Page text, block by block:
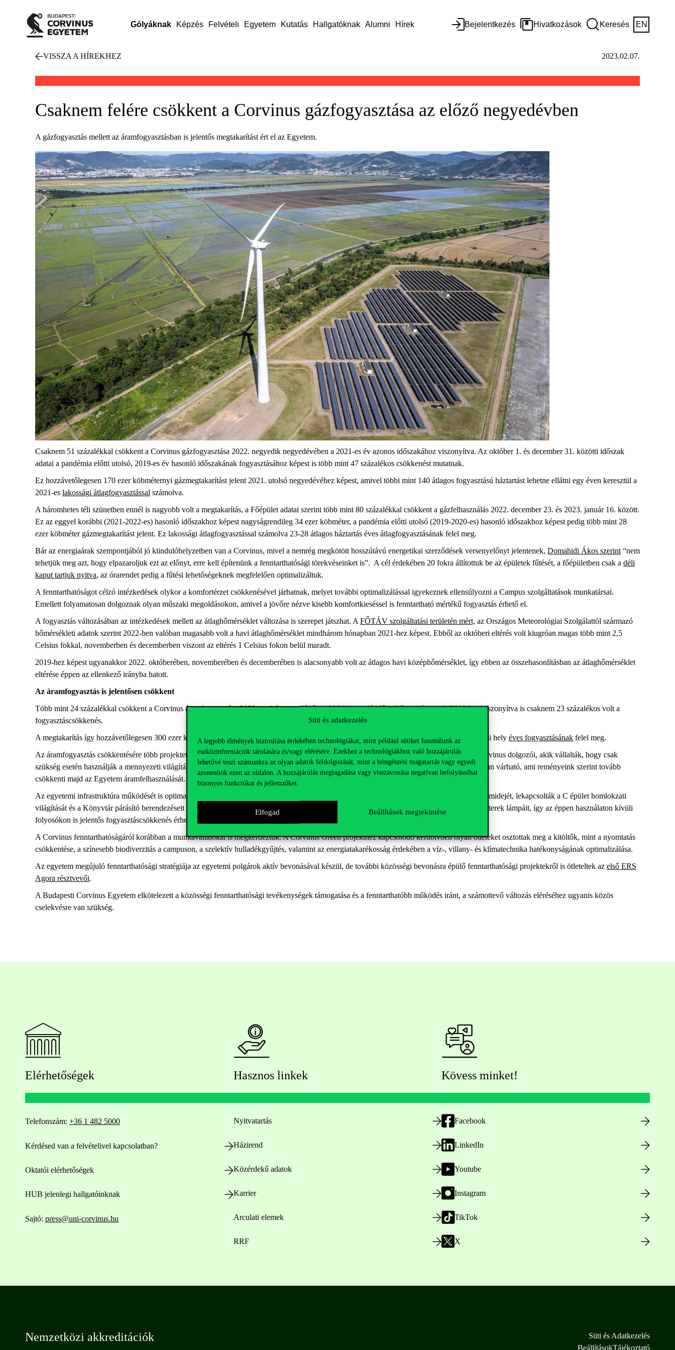
Süti és adatkezelés
A legjobb élmények biztosítása érdekében technológiákat, mint például sütiket használunk az
eszközinformációk tárolására és/vagy elérésére. Ezekhez a technológiákhoz való hozzájárulás
lehetővé teszi számunkra az olyan adatok feldolgozását, mint a böngészési magatartás vagy egyedi
azonosítók ezen az oldalon. A hozzájárulás megtagadása vagy visszavonása negatívan befolyásolhat
bizonyos funkciókat és jellemzőket.
Elfogad Beállítások megtekintése
Gólyáknak Képzés Felvételi Egyetem Kutatás Hallgatóknak Alumni Hírek Bejelentkezés Hivatkozások Keresés EN
VISSZA A HÍREKHEZ 2023.02.07.
Csaknem felére csökkent a Corvinus gázfogyasztása az előző negyedévben
A gázfogyasztás mellett az áramfogyasztásban is jelentős megtakarítást ért el az Egyetem.
Csaknem 51 százalékkal csökkent a Corvinus gázfogyasztása 2022. negyedik negyedévében a 2021-es év azonos időszakához viszonyítva. Az október 1. és december 31. közötti időszak
adatai a pandémia előtti utolsó, 2019-es év hasonló időszakának fogyasztásához képest is több mint 47 százalékos csökkenést mutatnak.
Ez hozzávetőlegesen 170 ezer köbméternyi gázmegtakarítást jelent 2021. utolsó negyedévéhez képest, amivel többi mint 140 átlagos fogyasztású háztartást lehetne ellátni egy éven keresztül a
2021-es lakossági átlagfogyasztással számolva.
A háromhetes téli szünetben ennél is nagyobb volt a megtakarítás, a Főépület adatai szerint több mint 80 százalékkal csökkent a gázfelhasználás 2022. december 23. és 2023. január 16. között.
Ez az eggyel korábbi (2021-2022-es) hasonló időszakhoz képest nagyságrendileg 34 ezer köbméter, a pandémia előtti utolsó (2019-2020-es) hasonló időszakhoz képest pedig több mint 28
ezer köbméter gázmegtakarítást jelent. Ez lakossági átlagfogyasztással számolva 23-28 átlagos háztartás éves átlagfogyasztásának felel meg.
Bár az energiaárak szempontjából jó kiindulóhelyzetben van a Corvinus, mivel a nemrég megkötött hosszútávú energetikai szerződések versenyelőnyt jelentenek, Domahidi Ákos szerint “nem
tehetjük meg azt, hogy elpazaroljuk ezt az előnyt, erre kell építenünk a fenntarthatósági törekvéseinket is”. A cél érdekében 20 fokra állítottuk be az épületek fűtését, a főépületben csak a déli
kaput tartjuk nyitva, az órarendet pedig a fűtési lehetőségeknek megfelelően optimalizáltuk.
A fenntarthatóságot célzó intézkedések olykor a komfortérzet csökkenésével járhatnak, melyet további optimalizálással igyekeznek ellensúlyozni a Campus szolgáltatások munkatársai.
Emellett folyamatosan dolgoznak olyan műszaki megoldásokon, amivel a jövőre nézve kisebb komfortkieséssel is fenntartható mértékű fogyasztás érhető el.
A fogyasztás változásában az intézkedések mellett az átlaghőmérséklet változása is szerepet játszhat. A FŐTÁV szolgáltatási területén mért, az Országos Meteorológiai Szolgálattól származó
hőmérsékleti adatok szerint 2022-ben valóban magasabb volt a havi átlaghőmérséklet mindhárom hónapban 2021-hez képest. Ebből az októberi eltérés volt kiugróan magas több mint 2,5
Celsius fokkal, novemberben és decemberben viszont az eltérés 1 Celsius fokon belül maradt.
2019-hez képest ugyanakkor 2022. októberében, novemberében és decemberében is alacsonyabb volt az átlagos havi középhőmérséklet, így ebben az összehasonlításban az átlaghőmérséklet
eltérése éppen az ellenkező irányba hatott.
Az áramfogyasztás is jelentősen csökkent
Több mint 24 százalékkal csökkent a Corvinus áramfogyasztása 2022. utolsó negyedévében 2021. hasonló időszakához képest, de 2019-hez viszonyítva is csaknem 23 százalékos volt a
fogyasztáscsökkenés.
A megtakarítás így hozzávetőlegesen 300 ezer kWh volt ebben az időszakban 2021-hez képest, ami csaknem 120 átlagos lakossági felhasználási hely éves fogyasztásának felel meg.
Az áramfogyasztás csökkentésére több projektet is indított az egyetem. Új, energiatakarékos izzókkal felszereltasztali lámpákatkaphattak a Corvinus dolgozói, akik vállalták, hogy csak
szükség esetén használják a mennyezeti világítást, és elindítottunk a konyhai eszközök optimalizálását is. Utóbbi projekt megvalósulása 2023-ban várható, ami reményeink szerint tovább
csökkenti majd az Egyetem áramfelhasználását.
Az egyetemi infrastruktúra működését is optimalizálták a fogyasztáscsökkentés érdekében. Csökkentették például a légkezelő berendezések üzemidejét, lekapcsolták a C épület homlokzati
világítását és a Könyvtár párásító berendezéseit is leállították. Emellett a Főépületben mozgásérzékelővel szerelték fel a közlekedő és közösségi terek lámpáit, így az éppen használaton kívüli
folyosókon is jelentős fogyasztáscsökkenés érhető el.
A Corvinus fenntarthatóságáról korábban a munkavállalókat is megkérdeztük. A Corvinus Green projekthez kapcsolódó kérdőívben olyan ötleteket osztottak meg a kitöltők, mint a nyomtatás
csökkentése, a színesebb biodiverzitás a campuson, a szelektív hulladékgyűjtés, valamint az energiatakarékosság érdekében a víz-, villany- és klímatechnika hatékonyságának optimalizálása.
Az egyetem megújuló fenntarthatósági stratégiája az egyetemi polgárok aktív bevonásával készül, de további közösségi bevonásra épülő fenntarthatósági projektekről is ötleteltek az első ERS
Agora résztvevői.
A Budapesti Corvinus Egyetem elkötelezett a közösségi fenntarthatósági tevékenységek támogatása és a fenntarthatóbb működés iránt, a számottevő változás eléréséhez ugyanis közös
cselekvésre van szükség.
Elérhetőségek
Telefonszám: +36 1 482 5000
Kérdésed van a felvételivel kapcsolatban?
Oktatói elérhetőségek
HUB jelenlegi hallgatóinknak
Sajtó: press@uni-corvinus.hu
Hasznos linkek
Nyitvatartás
Házirend
Közérdekű adatok
Karrier
Arculati elemek
RRF
Kövess minket!
Facebook
LinkedIn
Youtube
Instagram
TikTok
X
Nemzetközi akkreditációk
Süti és Adatkezelés
BeállításokTájékoztató